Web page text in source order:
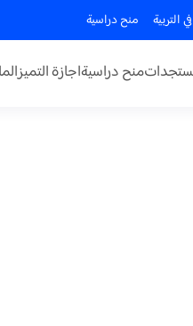
التربية منح دراسية
منح دراسيةاجازة التميز